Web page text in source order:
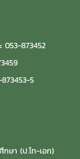
053-873452
5
ษา (ป.โท-เอก)